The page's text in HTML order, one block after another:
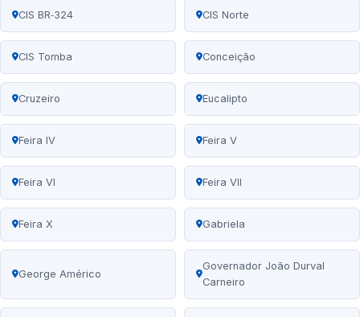
CIS BR‑324 CIS Norte
CIS Tomba Conceição
Cruzeiro Eucalipto
Feira IV Feira V
Feira VI Feira VII
Feira X Gabriela
George Américo
Governador João Durval
Carneiro